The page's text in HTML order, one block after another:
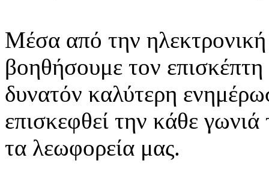
Μέσα από την ηλεκτρονική
βοηθήσουμε τον
δυνατόν καλύτερη
επισκεφθεί την κάθε
τα λεωφορεία μας.